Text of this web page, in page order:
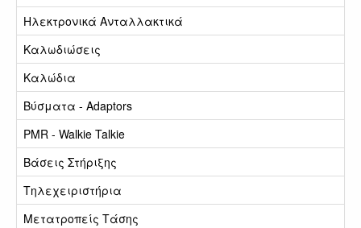
Ηλεκτρονικά Ανταλλακτικά
Καλωδιώσεις
Καλώδια
Βύσματα - Adaptors
PMR - Walkie Talkie
Βάσεις Στήριξης
Τηλεχειριστήρια
Μετατροπείς Τάσης